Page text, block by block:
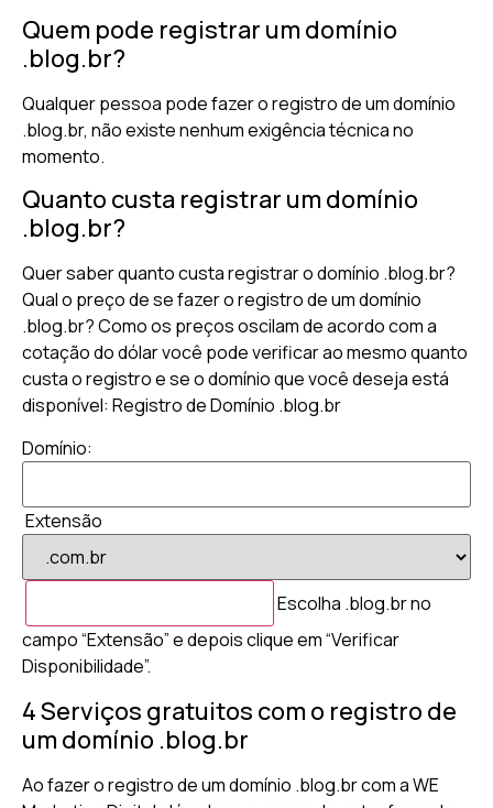
Quem pode registrar um domínio
.blog.br?
Qualquer pessoa pode fazer o registro de um domínio
.blog.br, não existe nenhum exigência técnica no
momento.
Quanto custa registrar um domínio
.blog.br?
Quer saber quanto custa registrar o domínio .blog.br?
Qual o preço de se fazer o registro de um domínio
.blog.br? Como os preços oscilam de acordo com a
cotação do dólar você pode verificar ao mesmo quanto
custa o registro e se o domínio que você deseja está
disponível: Registro de Domínio .blog.br
Domínio:
Extensão
Escolha .blog.br no
campo “Extensão” e depois clique em “Verificar
Disponibilidade”.
4 Serviços gratuitos com o registro de
um domínio .blog.br
Ao fazer o registro de um domínio .blog.br com a WE